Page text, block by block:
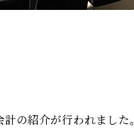
の紹介が行われました。